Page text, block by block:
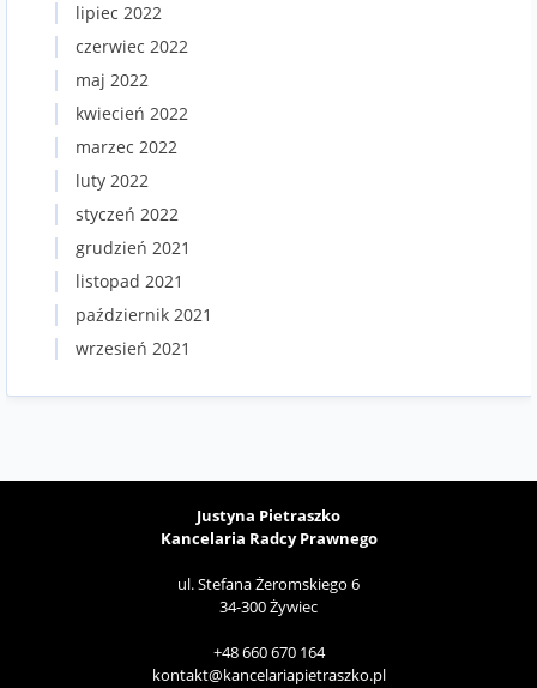
lipiec 2022
czerwiec 2022
maj 2022
kwiecień 2022
marzec 2022
luty 2022
styczeń 2022
grudzień 2021
listopad 2021
październik 2021
wrzesień 2021
Justyna Pietraszko
Kancelaria Radcy Prawnego
ul. Stefana Żeromskiego 6
34-300 Żywiec
+48 660 670 164
kontakt@kancelariapietraszko.pl